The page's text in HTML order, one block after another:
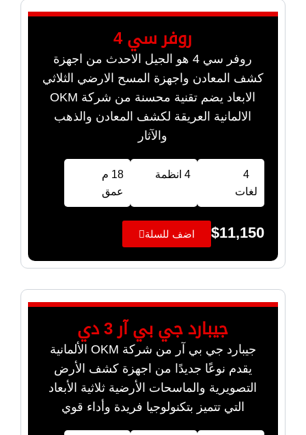
روفر سي 4
روفر سي 4 هو الجيل الاحدث من اجهزة
كشف المعادن واجهزة المسح الارضي الثلاثي
الابعاد يضم تقنية محسنة من شركة OKM
الالمانية العريقة لكشف المعادن والذهب
والآثار
4
لغات
4 انظمة
18 م
عمق
$11,150 اضف للسلة
جيبارد جي بي آر 3 دي
جيبارد جي بي آر من شركة OKM الألمانية
يقدم نوعًا جديدًا من اجهزة كشف الأرض
التصويرية والماسحات الأرضية ثلاثية الأبعاد
التي تتميز بتكنولوجيا فريدة وأداء قوي